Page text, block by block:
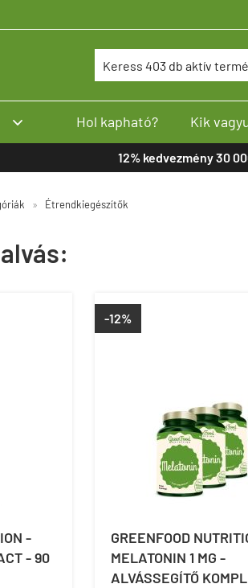
 Hol kapható? Kik
12% kedvezmény 30
» Étrendkiegészítők
-
- 90
-12%
GREENFOOD
MELATONIN 1 MG -
ALVÁSSEGÍTŐ